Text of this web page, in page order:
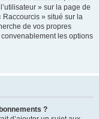
» sur la page de
» situé sur la
de vos propres
les options
?